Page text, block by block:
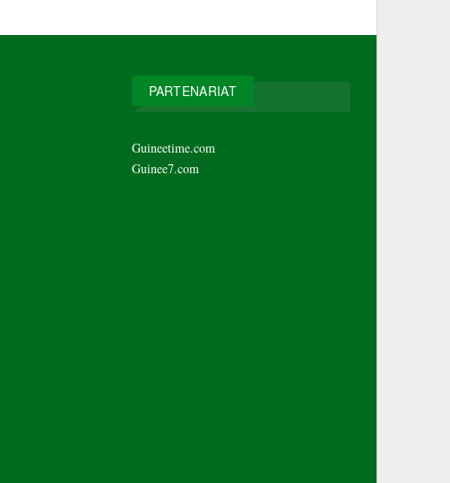
PARTENARIAT
Guineetime.com
Guinee7.com